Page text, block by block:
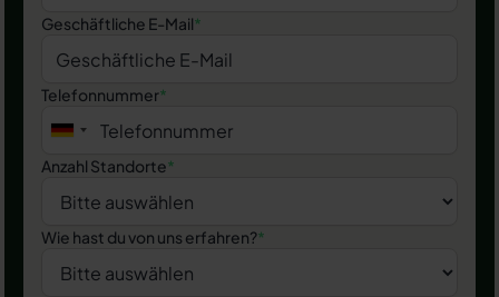
Geschäftliche E-Mail*
Telefonnummer*
Anzahl Standorte*
Wie hast du von uns erfahren?*